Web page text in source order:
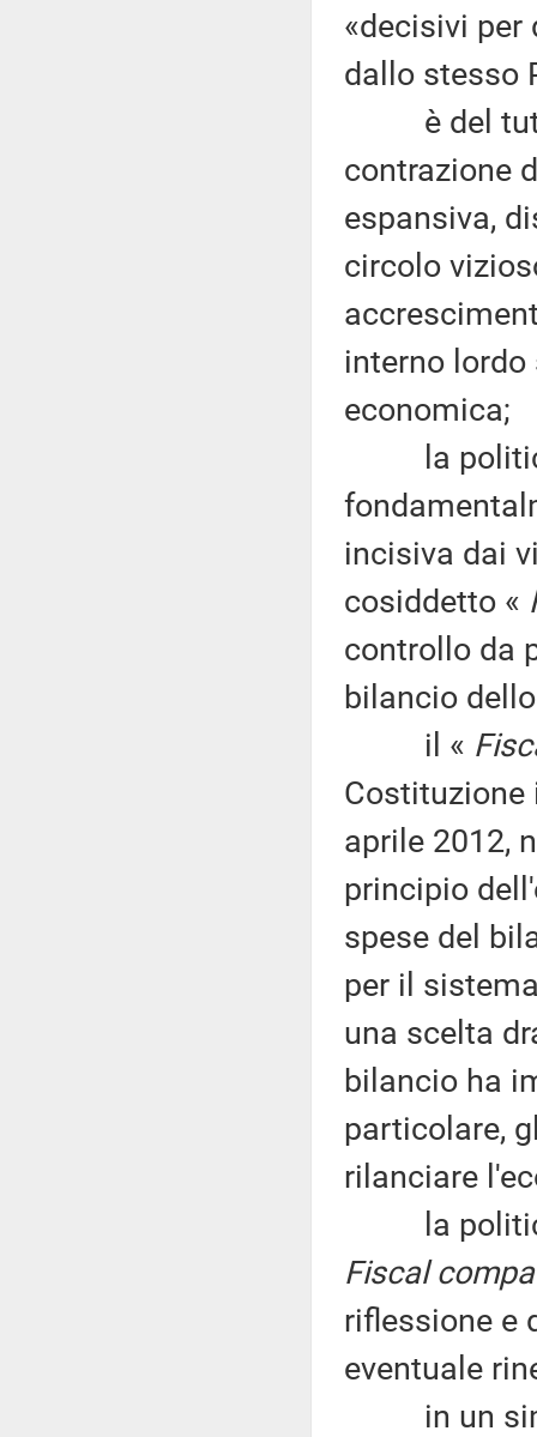
«decisivi per
dallo stesso
è del tutto
contrazione
espansiva,
circolo
interno lordo
economica;
la politica
incisiva dai
cosiddetto «
controllo da
bilancio
il «
Costituzione
aprile 2012,
principio
spese del
per il
una scelta
bilancio ha
particolare,
rilanciare
la politica
Fiscal
riflessione e
eventuale
in un